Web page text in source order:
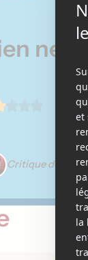
ne
Critique de